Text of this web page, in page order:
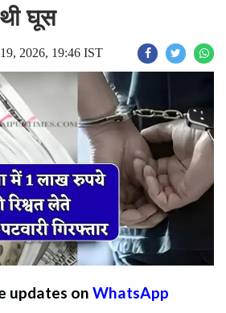
घूस
2026, 19:46 IST
updates on WhatsApp